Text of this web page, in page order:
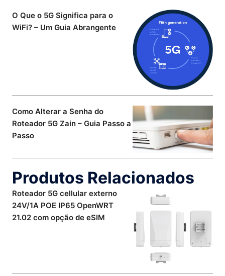
O Que o 5G Significa para o
WiFi? – Um Guia Abrangente
Como Alterar a Senha do
Roteador 5G Zain – Guia Passo a
Passo
Produtos Relacionados
Roteador 5G cellular externo
24V/1A POE IP65 OpenWRT
21.02 com opção de eSIM